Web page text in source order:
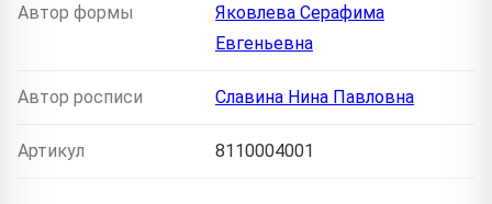
Автор формы
Яковлева Серафима
Евгеньевна
Автор росписи Славина Нина Павловна
Артикул 8110004001